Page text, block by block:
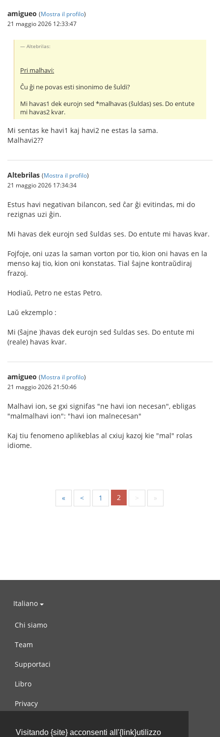
Visitando {site} acconsenti all'{link}utilizzo
amigueo (Mostra il profilo)
21 maggio 2026 12:33:47
Altebrilas:
Pri malhavi:
Ĉu ĝi ne povas esti sinonimo de ŝuldi?
Mi havas1 dek eurojn sed *malhavas (ŝuldas) ses. Do entute
mi havas2 kvar.
Mi sentas ke havi1 kaj havi2 ne estas la sama.
Malhavi2??
Altebrilas (Mostra il profilo)
21 maggio 2026 17:34:34
Estus havi negativan bilancon, sed ĉar ĝi evitindas, mi do
rezignas uzi ĝin.
Mi havas dek eurojn sed ŝuldas ses. Do entute mi havas kvar.
Fojfoje, oni uzas la saman vorton por tio, kion oni havas en la
menso kaj tio, kion oni konstatas. Tial ŝajne kontraŭdiraj
frazoj.
Hodiaŭ, Petro ne estas Petro.
Laŭ ekzemplo :
Mi (ŝajne )havas dek eurojn sed ŝuldas ses. Do entute mi
(reale) havas kvar.
amigueo (Mostra il profilo)
21 maggio 2026 21:50:46
Malhavi ion, se gxi signifas "ne havi ion necesan", ebligas
"malmalhavi ion": "havi ion malnecesan"
Kaj tiu fenomeno aplikeblas al cxiuj kazoj kie "mal" rolas
idiome.
« < 1 2 > »
Italiano
Chi siamo
Team
Supportaci
Libro
Privacy